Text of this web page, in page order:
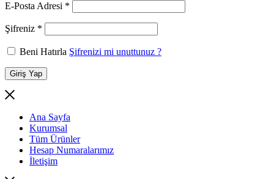
E-Posta Adresi *
Şifreniz *
Beni Hatırla Şifrenizi mi unuttunuz ?
Giriş Yap
Ana Sayfa
Kurumsal
Tüm Ürünler
Hesap Numaralarımız
İletişim